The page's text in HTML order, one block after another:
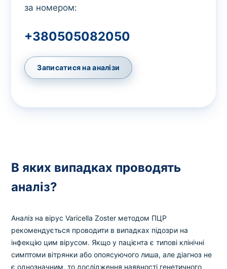
за номером:
+380505082050
Записатися на аналізи
В яких випадках проводять
аналіз?
Аналіз на вірус Varicella Zoster методом ПЦР
рекомендується проводити в випадках підозри на
інфекцію цим вірусом. Якщо у пацієнта є типові клінічні
симптоми вітрянки або опоясуючого лиша, але діагноз не
є однозначним, то дослідження наявності генетичного